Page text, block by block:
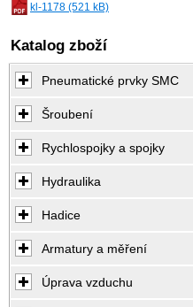
kl-1178 (521 kB)
Katalog zboží
Pneumatické prvky SMC
Šroubení
Rychlospojky a spojky
Hydraulika
Hadice
Armatury a měření
Úprava vzduchu